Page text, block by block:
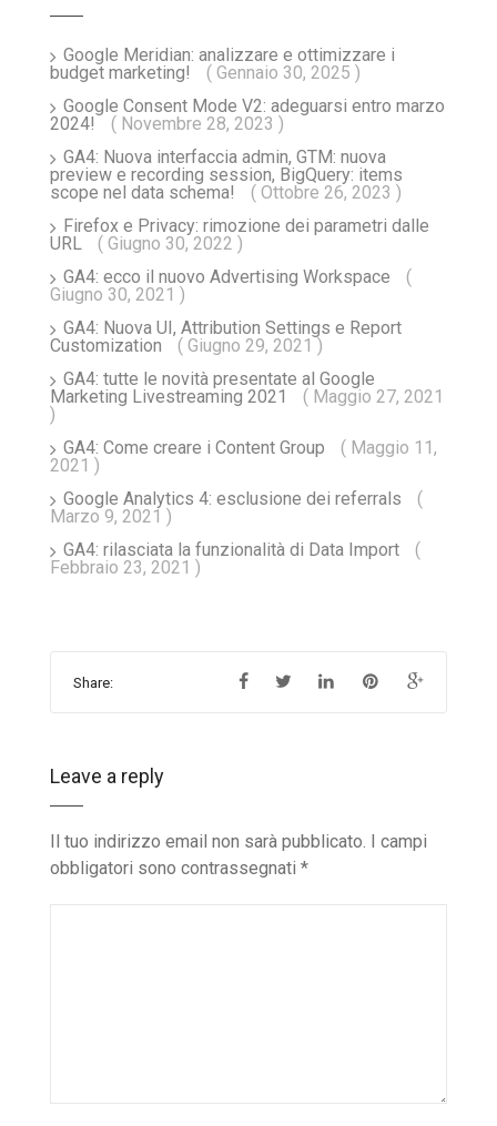
Google Meridian: analizzare e ottimizzare i
budget marketing!
( Gennaio 30, 2025 )
Google Consent Mode V2: adeguarsi entro marzo
2024!
( Novembre 28, 2023 )
GA4: Nuova interfaccia admin, GTM: nuova
preview e recording session, BigQuery: items
scope nel data schema!
( Ottobre 26, 2023 )
Firefox e Privacy: rimozione dei parametri dalle
URL
( Giugno 30, 2022 )
GA4: ecco il nuovo Advertising Workspace
(
Giugno 30, 2021 )
GA4: Nuova UI, Attribution Settings e Report
Customization
( Giugno 29, 2021 )
GA4: tutte le novità presentate al Google
Marketing Livestreaming 2021
( Maggio 27, 2021
)
GA4: Come creare i Content Group
( Maggio 11,
2021 )
Google Analytics 4: esclusione dei referrals
(
Marzo 9, 2021 )
GA4: rilasciata la funzionalità di Data Import
(
Febbraio 23, 2021 )
Share:
Leave a reply
Il tuo indirizzo email non sarà pubblicato.
I campi
obbligatori sono contrassegnati *